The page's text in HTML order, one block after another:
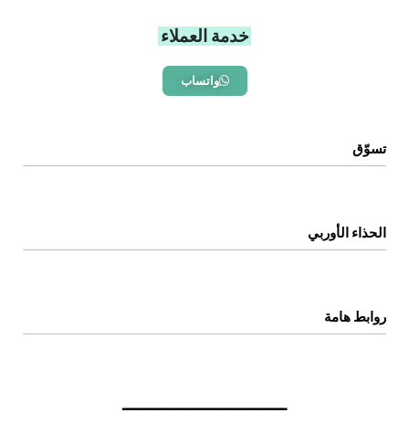
خدمة العملاء
واتساب
تسوّق
المتجر
الحذاء الأوربي
عن المتجر
روابط هامة
ــــــــــــــــــــــــــــــ